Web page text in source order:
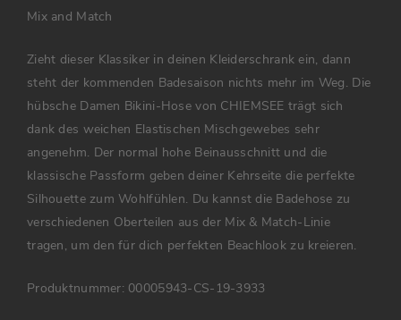
Mix and Match
Zieht dieser Klassiker in deinen Kleiderschrank ein, dann
steht der kommenden Badesaison nichts mehr im Weg. Die
hübsche Damen Bikini-Hose von CHIEMSEE trägt sich
dank des weichen Elastischen Mischgewebes sehr
angenehm. Der normal hohe Beinausschnitt und die
klassische Passform geben deiner Kehrseite die perfekte
Silhouette zum Wohlfühlen. Du kannst die Badehose zu
verschiedenen Oberteilen aus der Mix & Match-Linie
tragen, um den für dich perfekten Beachlook zu kreieren.
Produktnummer: 00005943-CS-19-3933